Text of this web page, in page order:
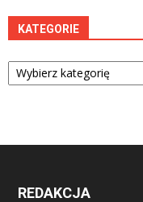
KATEGORIE
Kategorie
REDAKCJA